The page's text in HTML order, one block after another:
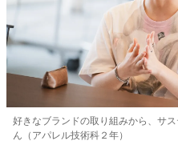
好きなブランドの取り組みから、サ
ん（アパレル技術科２年）